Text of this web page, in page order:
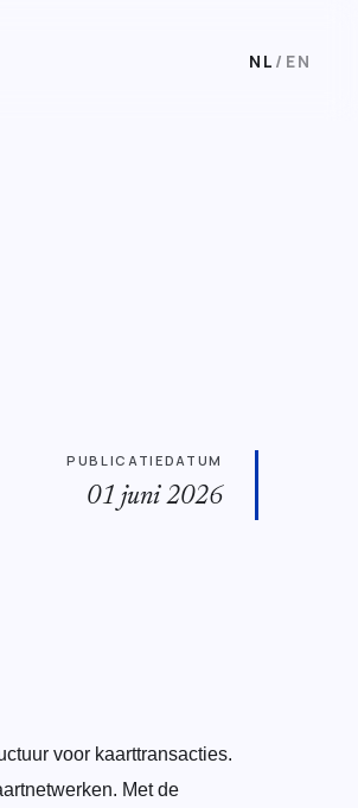
NL / EN
PUBLICATIEDATUM
01 juni 2026
voor kaarttransacties.
Met de